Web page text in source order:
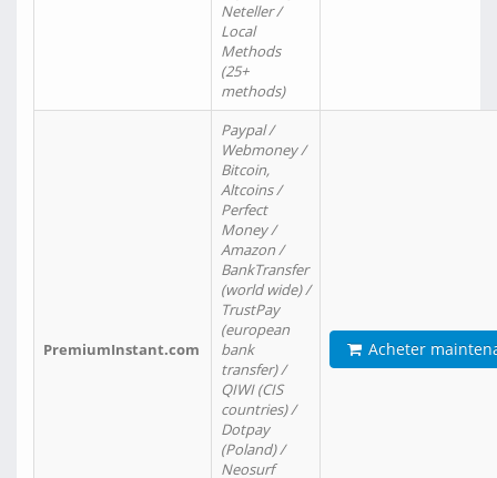
Neteller /
Local
Methods
(25+
methods)
PremiumInstant.com
Paypal /
Webmoney /
Bitcoin,
Altcoins /
Perfect
Money /
Amazon /
BankTransfer
(world wide) /
TrustPay
(european
bank
transfer) /
QIWI (CIS
countries) /
Dotpay
(Poland) /
Neosurf
Acheter